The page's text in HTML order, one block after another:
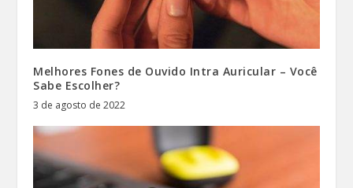
Melhores Fones de Ouvido Intra Auricular – Você
Sabe Escolher?
3 de agosto de 2022